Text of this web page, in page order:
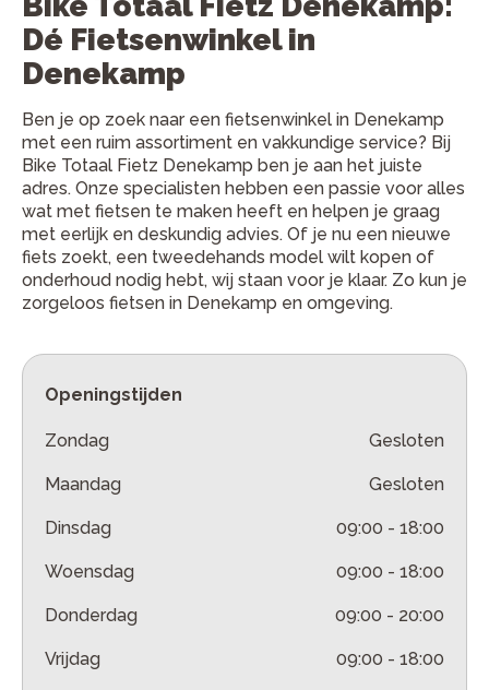
Dé Fietsenwinkel in
Denekamp
Ben je op zoek naar een fietsenwinkel in Denekamp
met een ruim assortiment en vakkundige service? Bij
Bike Totaal Fietz Denekamp ben je aan het juiste
adres. Onze specialisten hebben een passie voor alles
wat met fietsen te maken heeft en helpen je graag
met eerlijk en deskundig advies. Of je nu een nieuwe
fiets zoekt, een tweedehands model wilt kopen of
onderhoud nodig hebt, wij staan voor je klaar. Zo kun je
zorgeloos fietsen in Denekamp en omgeving.
Openingstijden
Zondag Gesloten
Maandag Gesloten
Dinsdag 09:00 - 18:00
Woensdag 09:00 - 18:00
Donderdag 09:00 - 20:00
Vrijdag 09:00 - 18:00